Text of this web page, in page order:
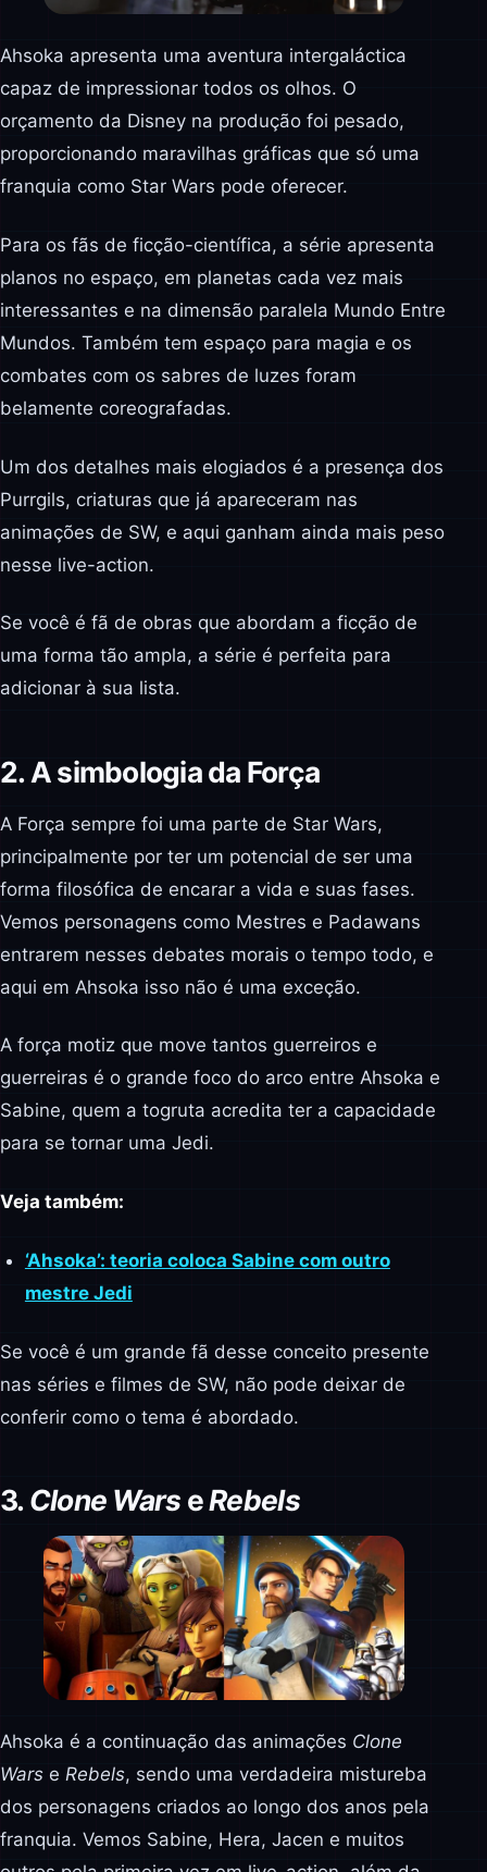
Ahsoka apresenta uma aventura intergaláctica
capaz de impressionar todos os olhos. O
orçamento da Disney na produção foi pesado,
proporcionando maravilhas gráficas que só uma
franquia como Star Wars pode oferecer.
Para os fãs de ficção-científica, a série apresenta
planos no espaço, em planetas cada vez mais
interessantes e na dimensão paralela Mundo Entre
Mundos. Também tem espaço para magia e os
combates com os sabres de luzes foram
belamente coreografadas.
Um dos detalhes mais elogiados é a presença dos
Purrgils, criaturas que já apareceram nas
animações de SW, e aqui ganham ainda mais peso
nesse live-action.
Se você é fã de obras que abordam a ficção de
uma forma tão ampla, a série é perfeita para
adicionar à sua lista.
2. A simbologia da Força
A Força sempre foi uma parte de Star Wars,
principalmente por ter um potencial de ser uma
forma filosófica de encarar a vida e suas fases.
Vemos personagens como Mestres e Padawans
entrarem nesses debates morais o tempo todo, e
aqui em Ahsoka isso não é uma exceção.
A força motiz que move tantos guerreiros e
guerreiras é o grande foco do arco entre Ahsoka e
Sabine, quem a togruta acredita ter a capacidade
para se tornar uma Jedi.
Veja também:
‘Ahsoka’: teoria coloca Sabine com outro
mestre Jedi
Se você é um grande fã desse conceito presente
nas séries e filmes de SW, não pode deixar de
conferir como o tema é abordado.
3. Clone Wars eRebels
Ahsoka é a continuação das animações Clone
Wars e Rebels, sendo uma verdadeira mistureba
dos personagens criados ao longo dos anos pela
franquia. Vemos Sabine, Hera, Jacen e muitos